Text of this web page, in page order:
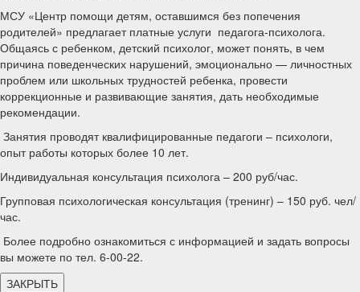
МСУ «Центр помощи детям, оставшимся без попечения
родителей» предлагает платные услуги педагога-психолога.
Общаясь с ребенком, детский психолог, может понять, в чем
причина поведенческих нарушений, эмоционально — личностных
проблем или школьных трудностей ребенка, провести
коррекционные и развивающие занятия, дать необходимые
рекомендации.
Занятия проводят квалифицированные педагоги – психологи,
опыт работы которых более 10 лет.
Индивидуальная консультация психолога – 200 руб/час.
Групповая психологическая консультация (тренинг) – 150 руб. чел/
час.
Более подробно ознакомиться с информацией и задать вопросы
вы можете по тел. 6-00-22.
ЗАКРЫТЬ